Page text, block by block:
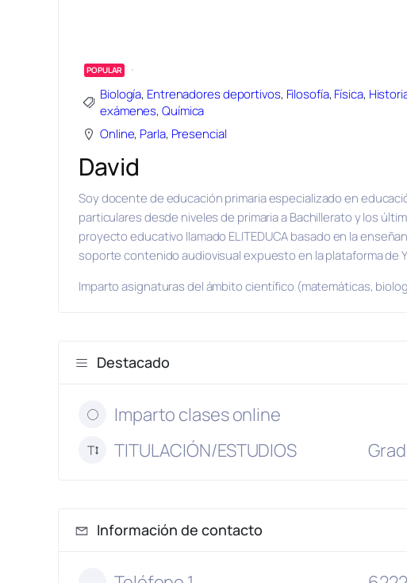
POPULAR
Biología, Entrenadores deportivos, Filosofía, Física,
exámenes,Química
Online, Parla, Presencial
David
Soy docente de educación primaria especializado en
particulares desde niveles de primaria a Bachillerato y los
proyecto educativo llamado ELITEDUCA basado en la
soporte contenido audiovisual expuesto en la plataforma de
Imparto asignaturas del ámbito científico (matemáticas,
Destacado
Imparto clases online
TITULACIÓN/ESTUDIOS
Información de contacto